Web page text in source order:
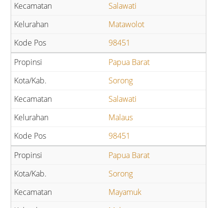
Salawati
Matawolot
98451
Papua Barat
Sorong
Salawati
Malaus
98451
Papua Barat
Sorong
Mayamuk